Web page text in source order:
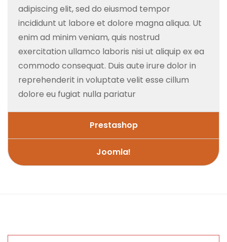
adipiscing elit, sed do eiusmod tempor
incididunt ut labore et dolore magna aliqua. Ut
enim ad minim veniam, quis nostrud
exercitation ullamco laboris nisi ut aliquip ex ea
commodo consequat. Duis aute irure dolor in
reprehenderit in voluptate velit esse cillum
dolore eu fugiat nulla pariatur
Prestashop
Joomla!